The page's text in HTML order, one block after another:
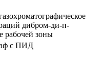
дибром-ди-п-
рабочей зоны
с ПИД